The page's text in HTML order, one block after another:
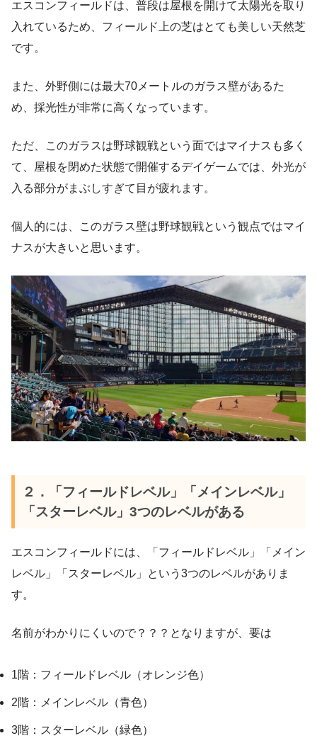
エスコンフィールドは、普段は屋根を開けて太陽光を取り
入れているため、フィールド上の芝はとても美しい天然芝
です。
また、外野側には最大70メートルのガラス壁があるた
め、採光性が非常に高くなっています。
ただ、このガラスは野球観戦という面ではマイナスも多く
て、屋根を閉めた状態で開催するデイゲームでは、外光が
入る部分がまぶしすぎて目が疲れます。
個人的には、このガラス壁は野球観戦という観点ではマイ
ナスが大きいと思います。
２．「フィールドレベル」「メインレベル」
「スターレベル」3つのレベルがある
エスコンフィールドには、「フィールドレベル」「メイン
レベル」「スターレベル」という3つのレベルがありま
す。
名前がわかりにくいので？？？となりますが、要は
1階：フィールドレベル（オレンジ色）
2階：メインレベル（青色）
3階：スターレベル（緑色）